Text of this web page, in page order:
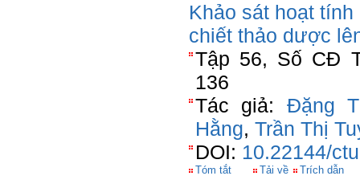
Khảo sát hoạt
chiết thảo dược
Tập 56, Số CĐ
136
Tác giả: Đặng
Hằng, Trần Thị
DOI: 10.22144/
Tóm tắt Tải về Trích dẫn